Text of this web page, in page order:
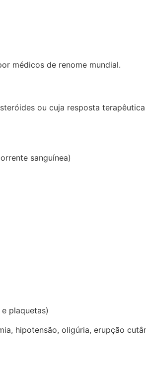
médicos de renome mundial.
ou cuja resposta
sanguínea)
plaquetas)
hipotensão, oligúria, erupção